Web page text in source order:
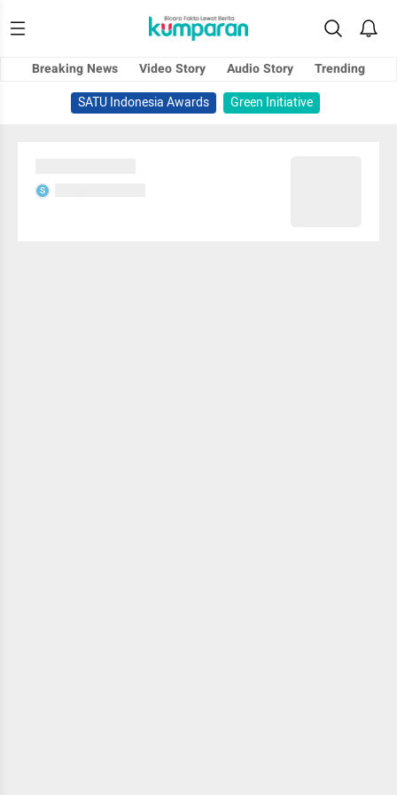
Breaking News Video Story Audio Story
Trending
SATU Indonesia Awards
Green Initiative
S